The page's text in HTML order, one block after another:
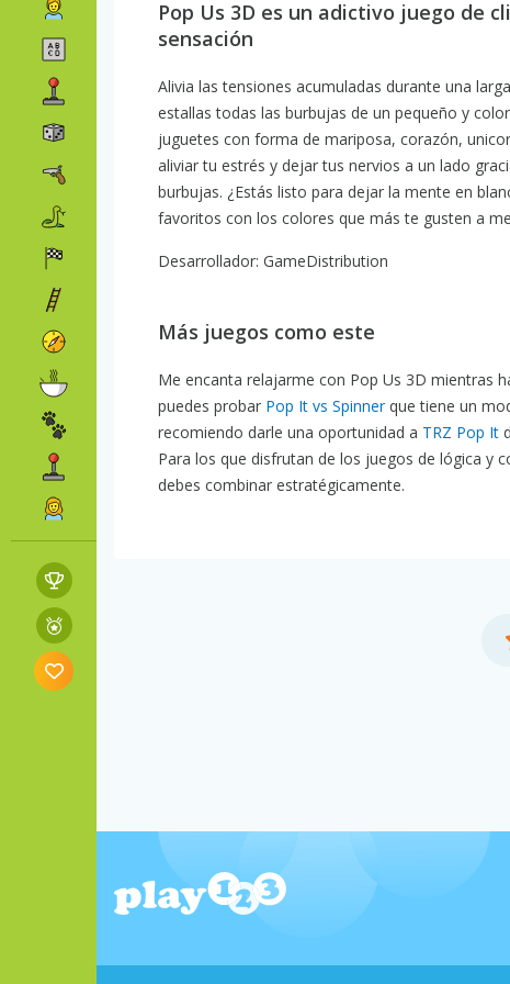
Pop Us 3D es un adictivo juego de
sensación
Alivia las tensiones acumuladas durante una
estallas todas las burbujas de un pequeño y
juguetes con forma de mariposa, corazón,
aliviar tu estrés y dejar tus nervios a un lado
burbujas. ¿Estás listo para dejar la mente en
favoritos con los colores que más te gusten a
Desarrollador: GameDistribution
Más juegos como este
Me encanta relajarme con Pop Us 3D mientras
puedes probar Pop It vs Spinnerque tiene un
recomiendo darle una oportunidad a TRZ Pop It
Para los que disfrutan de los juegos de lógica y
debes combinar estratégicamente.